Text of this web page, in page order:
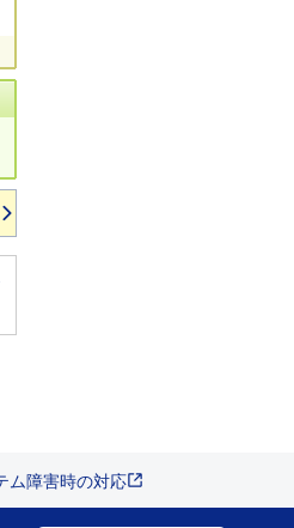
ム障害時の対応